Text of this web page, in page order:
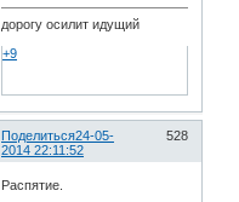
дорогу осилит идущий
+9
Поделиться 528
24-05-
2014 22:11:52
Распятие.